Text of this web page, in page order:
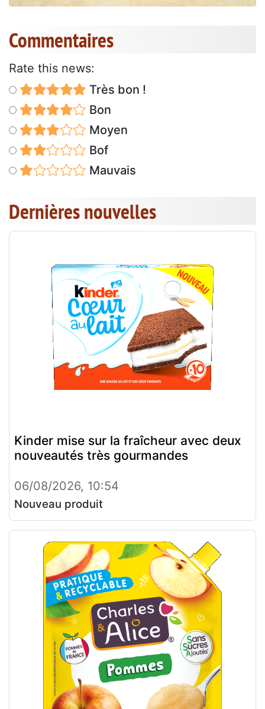
Commentaires
Rate this news:
Très bon !
Bon
Moyen
Bof
Mauvais
Dernières nouvelles
Kinder mise sur la fraîcheur avec deux
nouveautés très gourmandes
06/08/2026, 10:54
Nouveau produit